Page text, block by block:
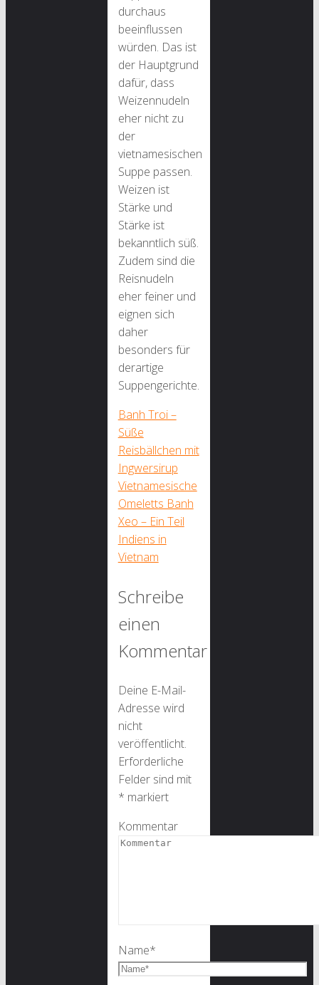
durchaus
beeinflussen
würden. Das ist
der Hauptgrund
dafür, dass
Weizennudeln
eher nicht zu
der
vietnamesischen
Suppe passen.
Weizen ist
Stärke und
Stärke ist
bekanntlich süß.
Zudem sind die
Reisnudeln
eher feiner und
eignen sich
daher
besonders für
derartige
Suppengerichte.
Banh Troi –
Süße
Reisbällchen mit
Ingwersirup
Vietnamesische
Omeletts Banh
Xeo – Ein Teil
Indiens in
Vietnam
Schreibe
einen
Kommentar
Deine E-Mail-
Adresse wird
nicht
veröffentlicht.
Erforderliche
Felder sind mit
* markiert
Kommentar
Name*